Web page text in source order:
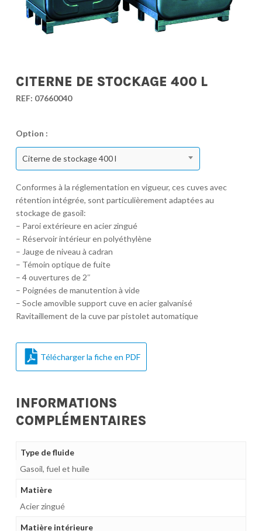
CITERNE DE STOCKAGE 400 L
REF: 07660040
Option :
Citerne de stockage 400 l
Conformes à la réglementation en vigueur, ces cuves avec
rétention intégrée, sont particulièrement adaptées au
stockage de gasoil:
– Paroi extérieure en acier zingué
– Réservoir intérieur en polyéthylène
– Jauge de niveau à cadran
– Témoin optique de fuite
– 4 ouvertures de 2″
– Poignées de manutention à vide
– Socle amovible support cuve en acier galvanisé
Ravitaillement de la cuve par pistolet automatique
Télécharger la fiche en PDF
INFORMATIONS
COMPLÉMENTAIRES
Type de fluide
Gasoil, fuel et huile
Matière
Acier zingué
Matière intérieure